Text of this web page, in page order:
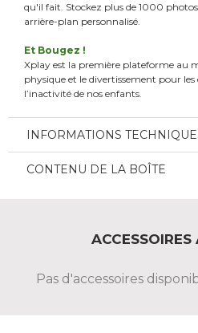
qu'il fait. Stockez plus de 1000
arrière-plan personnalisé.
Et Bougez !
Xplay est la première plateforme au
physique et le divertissement pour
l’inactivité de nos enfants.
INFORMATIONS
CONTENU DE LA BOÎTE
ACCESSOIRES
Pas d'accessoires